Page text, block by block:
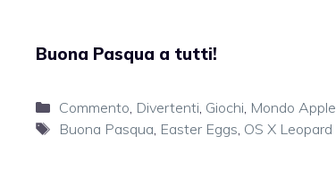
Buona Pasqua a tutti!
Categorie
Commento, Divertenti, Giochi, Mondo Apple
Tag
Buona Pasqua, Easter Eggs, OS X Leopard